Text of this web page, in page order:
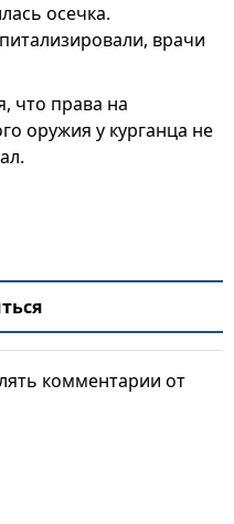
осечка.
врачи
что права на
оружия у курганца не
комментарии от